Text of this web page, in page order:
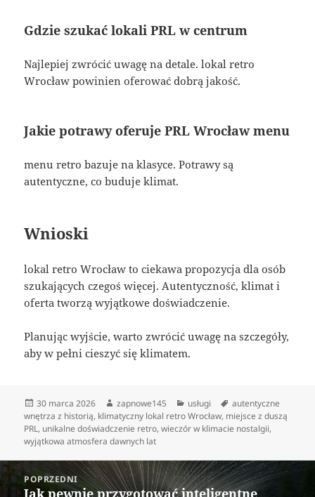
Gdzie szukać lokali PRL w centrum
Najlepiej zwrócić uwagę na detale. lokal retro
Wrocław powinien oferować dobrą jakość.
Jakie potrawy oferuje PRL Wrocław menu
menu retro bazuje na klasyce. Potrawy są
autentyczne, co buduje klimat.
Wnioski
lokal retro Wrocław to ciekawa propozycja dla osób
szukających czegoś więcej. Autentyczność, klimat i
oferta tworzą wyjątkowe doświadczenie.
Planując wyjście, warto zwrócić uwagę na szczegóły,
aby w pełni cieszyć się klimatem.
Data
publikacji
30 marca 2026 Autor
zapnowe145 Kategorie
usługi Tagi
autentyczne
wnętrza z historią, klimatyczny lokal retro Wrocław, miejsce z duszą
PRL, unikalne doświadczenie retro,wieczór w klimacie nostalgii,
wyjątkowa atmosfera dawnych lat
Nawigacja
wpisuPOPRZEDNI
Poprzedni
Jak pewnie przygotować inteligentne